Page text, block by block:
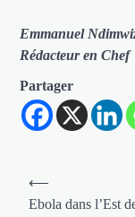
Emmanuel
Rédacteur en Chef
Partager
Navigation
de
⟵
Ebola dans l’Est